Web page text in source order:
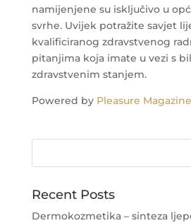
namijenjene su isključivo u
svrhe. Uvijek potražite savjet
kvalificiranog zdravstvenog
pitanjima koja imate u vezi s
zdravstvenim stanjem.
Powered by Pleasure
Recent Posts
Dermokozmetika – sinteza